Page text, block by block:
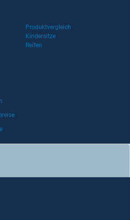
Produktvergleich
Kindersitze
Reifen